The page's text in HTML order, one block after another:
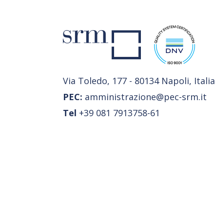
Via Toledo, 177 - 80134 Napoli, Italia
PEC: amministrazione@pec-srm.it
Tel +39 081 7913758-61